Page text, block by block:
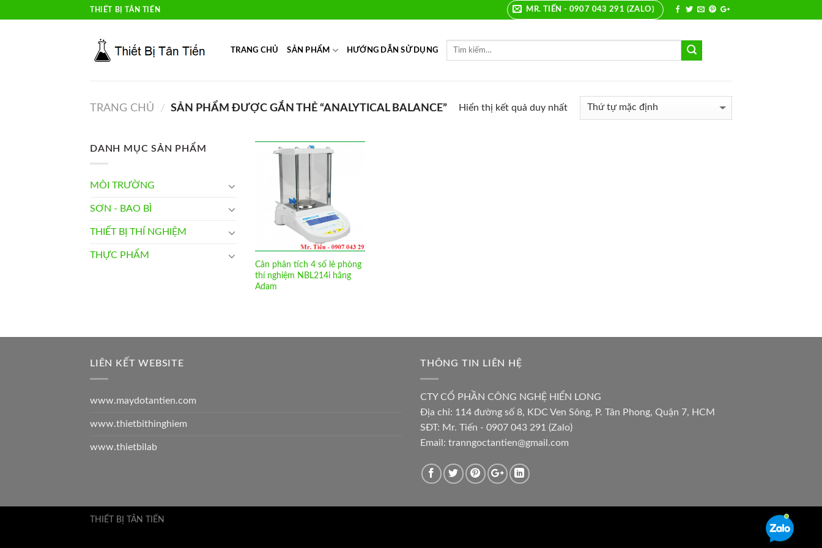
to
THIẾT BỊ TÂN TIẾN MR. TIẾN - 0907 043 291 (ZALO)
TRANG CHỦ SẢN PHẨM HƯỚNG DẪN SỬ DỤNG
TRANG CHỦ / SẢN PHẨM ĐƯỢC GẮN THẺ “ANALYTICAL BALANCE” Hiển thị kết quả duy nhất
DANH MỤC SẢN PHẨM
MÔI TRƯỜNG
SƠN - BAO BÌ
THIẾT BỊ THÍ NGHIỆM
THỰC PHẨM
Wishlist
Cân phân tích 4 số lẻ phòng
thí nghiệm NBL214i hãng
Adam
LIÊN KẾT WEBSITE
www.maydotantien.com
www.thietbithinghiem
www.thietbilab
THÔNG TIN LIÊN HỆ
CTY CỔ PHẦN CÔNG NGHỆ HIỂN LONG
Địa chỉ: 114 đường số 8, KDC Ven Sông, P. Tân Phong, Quận 7, HCM
SĐT: Mr. Tiến - 0907 043 291 (Zalo)
Email: tranngoctantien@gmail.com
THIẾT BỊ TÂN TIẾN